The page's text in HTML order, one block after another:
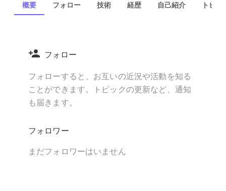
概要 フォロー 技術 経歴 自己紹介 トピッ
フォロー
フォローすると、お互いの近況や活動を知る
ことができます。トピックの更新など、通知
も届きます。
フォロワー
まだフォロワーはいません